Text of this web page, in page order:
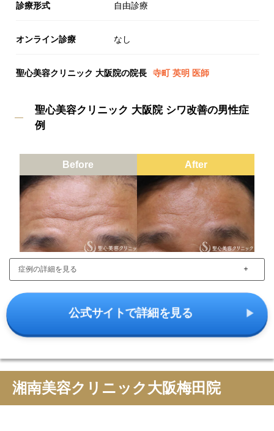
診療形式 自由診療
オンライン診療 なし
聖心美容クリニック 大阪院の院長 寺町 英明 医師
聖心美容クリニック 大阪院 シワ改善の男性症
例
Before After
症例の詳細を見る ＋
公式サイトで詳細を見る
湘南美容クリニック大阪梅田院